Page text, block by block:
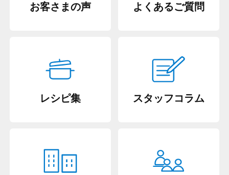
お客さまの声 よくあるご質問
レシピ集 スタッフコラム